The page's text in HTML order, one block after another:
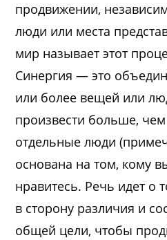
продвижении,
люди или места
мир называет этот
Синергия — это
или более вещей или
произвести больше,
отдельные люди
основана на том, кому
нравитесь. Речь идет о
в сторону различия и
общей цели, чтобы